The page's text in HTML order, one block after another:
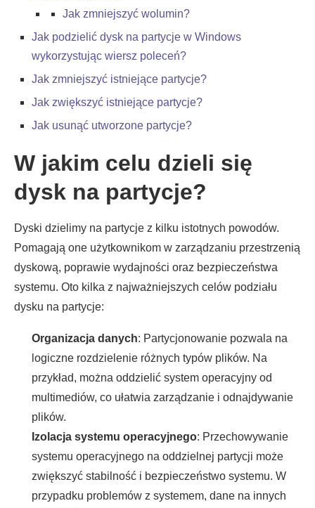
Jak zmniejszyć wolumin?
Jak podzielić dysk na partycje w Windows
wykorzystując wiersz poleceń?
Jak zmniejszyć istniejące partycje?
Jak zwiększyć istniejące partycje?
Jak usunąć utworzone partycje?
W jakim celu dzieli się
dysk na partycje?
Dyski dzielimy na partycje z kilku istotnych powodów.
Pomagają one użytkownikom w zarządzaniu przestrzenią
dyskową, poprawie wydajności oraz bezpieczeństwa
systemu. Oto kilka z najważniejszych celów podziału
dysku na partycje:
Organizacja danych: Partycjonowanie pozwala na
logiczne rozdzielenie różnych typów plików. Na
przykład, można oddzielić system operacyjny od
multimediów, co ułatwia zarządzanie i odnajdywanie
plików.
Izolacja systemu operacyjnego: Przechowywanie
systemu operacyjnego na oddzielnej partycji może
zwiększyć stabilność i bezpieczeństwo systemu. W
przypadku problemów z systemem, dane na innych